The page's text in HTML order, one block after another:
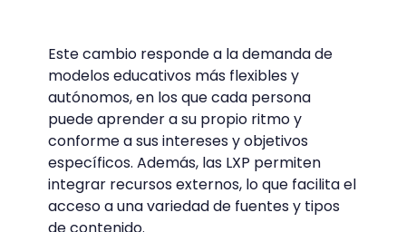
Este cambio responde a la demanda de
modelos educativos más flexibles y
autónomos, en los que cada persona
puede aprender a su propio ritmo y
conforme a sus intereses y objetivos
específicos. Además, las LXP permiten
integrar recursos externos, lo que facilita el
acceso a una variedad de fuentes y tipos